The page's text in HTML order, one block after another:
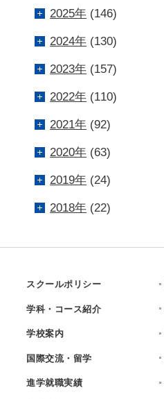
2025年(146)
2024年(130)
2023年(157)
2022年(110)
2021年(92)
2020年(63)
2019年(24)
2018年(22)
スクールポリシー
学科・コース紹介
学校案内
国際交流・留学
進学就職実績